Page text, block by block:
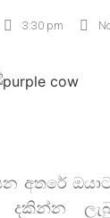
3:30 pm
අතරේ